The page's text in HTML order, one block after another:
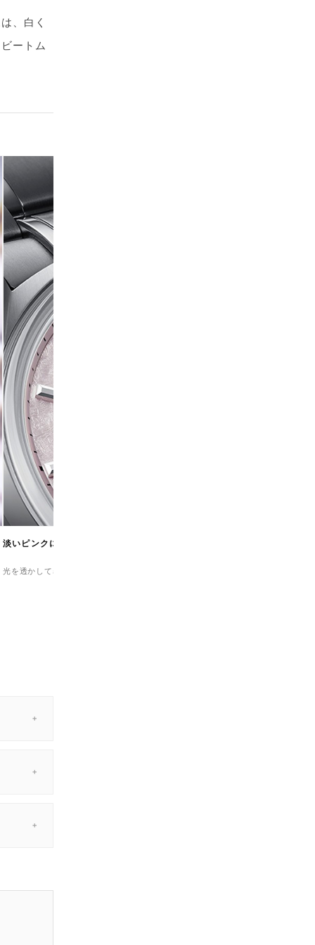
、白く
ートム
淡いピンクに宿る、繊細な型打ちパターン
光を透かして表情を変えるダイヤルが、豊かな季節の移ろいを演出。
＋
＋
＋